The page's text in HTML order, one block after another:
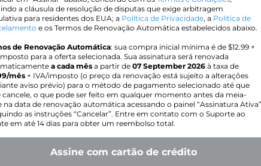
a cláusula de resolução de disputas que exige arbitragem
para residentes dos EUA; a Política de Privacidade, a Política de
e os Termos de Renovação Automática estabelecidos abaixo.
de Renovação Automática: sua compra inicial mínima é de $12.99 +
para a oferta selecionada. Sua assinatura será renovada
a cada mês a partir de 07 September 2026 à taxa de
/mês + IVA/imposto (o preço da renovação está sujeito a alterações
aviso prévio) para o método de pagamento selecionado até que
cancele, o que pode ser feito em qualquer momento antes da meia-
na data de renovação automática acessando o painel “Assinatura Ativa”
as instruções “Cancelar”. Entre em contato com o Suporte ao
em até 14 dias para obter um reembolso total.
Assine com cartão de crédito